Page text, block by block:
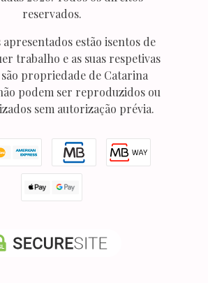
reservados.
apresentados estão isentos de
trabalho e as suas respetivas
propriedade de Catarina
podem ser reproduzidos ou
sem autorização prévia.